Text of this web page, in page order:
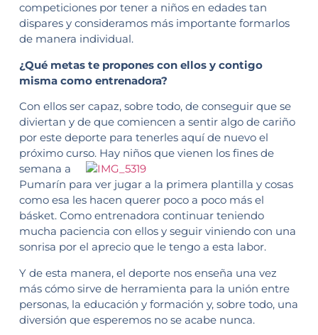
competiciones por tener a niños en edades tan
dispares y consideramos más importante formarlos
de manera individual.
¿Qué metas te propones con ellos y contigo
misma como entrenadora?
Con ellos ser capaz, sobre todo, de conseguir que se
diviertan y de que comiencen a sentir algo de cariño
por este deporte para tenerles aquí de nuevo el
próximo curso. Hay niños que vienen los fines de
semana a
Pumarín para ver jugar a la primera plantilla y cosas
como esa les hacen querer poco a poco más el
básket. Como entrenadora continuar teniendo
mucha paciencia con ellos y seguir viniendo con una
sonrisa por el aprecio que le tengo a esta labor.
Y de esta manera, el deporte nos enseña una vez
más cómo sirve de herramienta para la unión entre
personas, la educación y formación y, sobre todo, una
diversión que esperemos no se acabe nunca.